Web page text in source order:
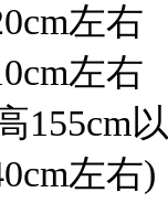
左右
左右
155cm
左右)